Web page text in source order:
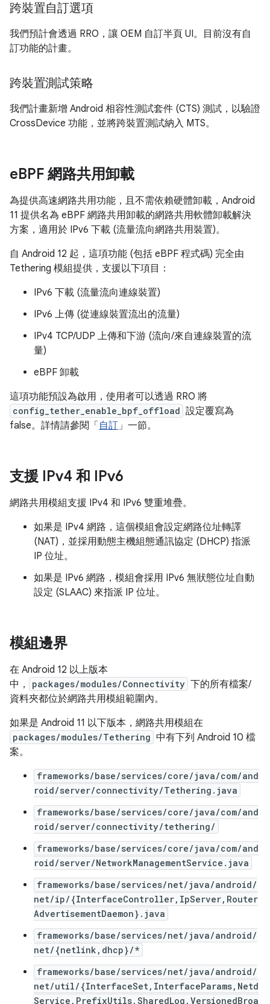
跨裝置自訂選項
我們預計會透過 RRO，讓 OEM 自訂半頁 UI。目前沒有自
訂功能的計畫。
跨裝置測試策略
我們計畫新增 Android 相容性測試套件 (CTS) 測試，以驗證
CrossDevice 功能，並將跨裝置測試納入 MTS。
eBPF 網路共用卸載
為提供高速網路共用功能，且不需依賴硬體卸載，Android
11 提供名為 eBPF 網路共用卸載的網路共用軟體卸載解決
方案，適用於 IPv6 下載 (流量流向網路共用裝置)。
自 Android 12 起，這項功能 (包括 eBPF 程式碼) 完全由
Tethering 模組提供，支援以下項目：
IPv6 下載 (流量流向連線裝置)
IPv6 上傳 (從連線裝置流出的流量)
IPv4 TCP/UDP 上傳和下游 (流向/來自連線裝置的流
量)
eBPF 卸載
這項功能預設為啟用，使用者可以透過 RRO 將
config_tether_enable_bpf_offload 設定覆寫為
false。詳情請參閱「 自訂」一節。
支援 IPv4 和 IPv6
網路共用模組支援 IPv4 和 IPv6 雙重堆疊。
如果是 IPv4 網路，這個模組會設定網路位址轉譯
(NAT)，並採用動態主機組態通訊協定 (DHCP) 指派
IP 位址。
如果是 IPv6 網路，模組會採用 IPv6 無狀態位址自動
設定 (SLAAC) 來指派 IP 位址。
模組邊界
在 Android 12 以上版本
中，
packages/modules/Connectivity 下的所有檔案/
資料夾都位於網路共用模組範圍內。
如果是 Android 11 以下版本，網路共用模組在
packages/modules/Tethering 中有下列 Android 10 檔
案。
frameworks/base/services/core/java/com/and
roid/server/connectivity/Tethering.java
frameworks/base/services/core/java/com/and
roid/server/connectivity/tethering/
frameworks/base/services/core/java/com/and
roid/server/NetworkManagementService.java
frameworks/base/services/net/java/android/
net/ip/{InterfaceController,IpServer,Router
AdvertisementDaemon}.java
frameworks/base/services/net/java/android/
net/{netlink,dhcp}/*
frameworks/base/services/net/java/android/
net/util/{InterfaceSet,InterfaceParams,Netd
Service,PrefixUtils,SharedLog,VersionedBroa